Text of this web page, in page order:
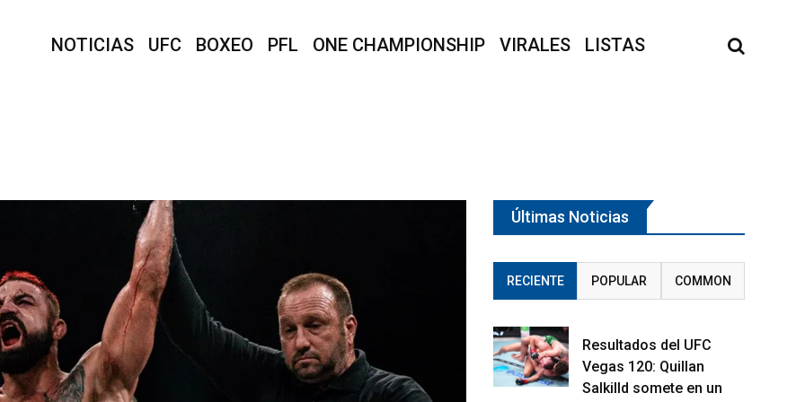
NOTICIAS UFC BOXEO PFL ONE CHAMPIONSHIP VIRALES LISTAS
Últimas Noticias
RECIENTE POPULAR COMMON
Resultados del UFC
Vegas 120: Quillan
Salkilld somete en un